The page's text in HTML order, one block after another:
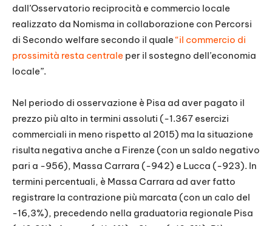
dall’Osservatorio reciprocità e commercio locale
realizzato da Nomisma in collaborazione con Percorsi
di Secondo welfare secondo il quale“il commercio di
prossimità resta centrale per il sostegno dell’economia
locale”.
Nel periodo di osservazione è Pisa ad aver pagato il
prezzo più alto in termini assoluti (-1.367 esercizi
commerciali in meno rispetto al 2015) ma la situazione
risulta negativa anche a Firenze (con un saldo negativo
pari a -956), Massa Carrara (-942) e Lucca (-923). In
termini percentuali, è Massa Carrara ad aver fatto
registrare la contrazione più marcata (con un calo del
-16,3%), precedendo nella graduatoria regionale Pisa